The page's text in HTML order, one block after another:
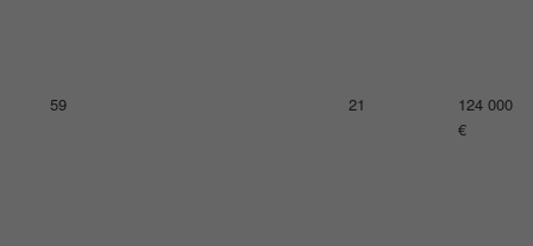
63 18
116 000
€